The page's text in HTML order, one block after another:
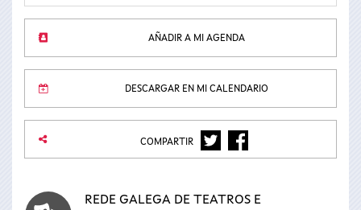
AÑADIR A MI AGENDA
DESCARGAR EN MI CALENDARIO
COMPARTIR TWITTERFACEBOOK
REDE GALEGA DE TEATROS E